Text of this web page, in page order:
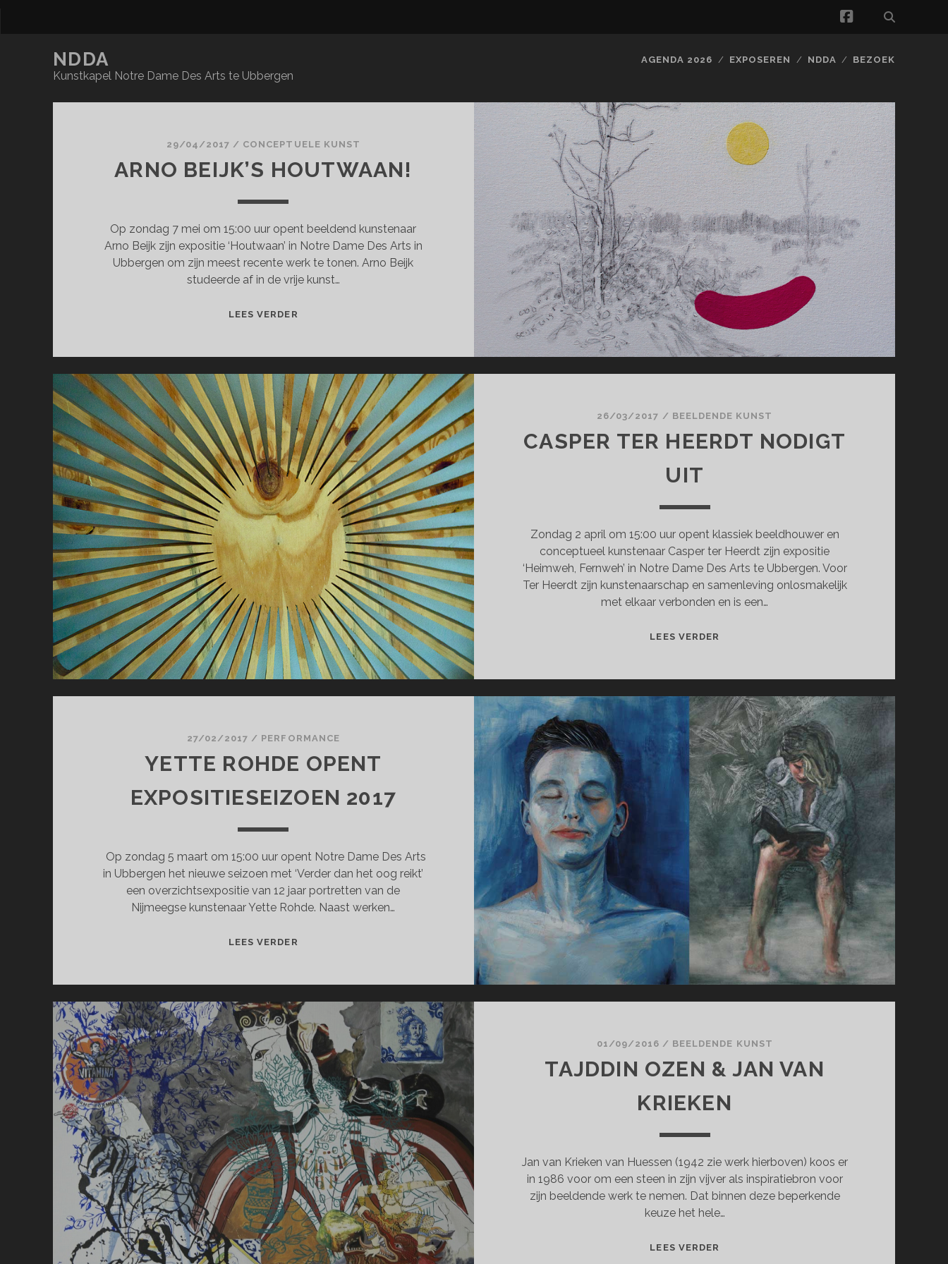
facebook
NDDA
Kunstkapel Notre Dame Des Arts te Ubbergen
AGENDA 2026 EXPOSEREN NDDA BEZOEK
29/04/2017 / CONCEPTUELE KUNST
ARNO BEIJK’S HOUTWAAN!
Op zondag 7 mei om 15:00 uur opent beeldend kunstenaar
Arno Beijk zijn expositie ‘Houtwaan’ in Notre Dame Des Arts in
Ubbergen om zijn meest recente werk te tonen. Arno Beijk
studeerde af in de vrije kunst…
LEES VERDER
26/03/2017 / BEELDENDE KUNST
CASPER TER HEERDT NODIGT
UIT
Zondag 2 april om 15:00 uur opent klassiek beeldhouwer en
conceptueel kunstenaar Casper ter Heerdt zijn expositie
‘Heimweh, Fernweh’ in Notre Dame Des Arts te Ubbergen. Voor
Ter Heerdt zijn kunstenaarschap en samenleving onlosmakelijk
met elkaar verbonden en is een…
LEES VERDER
UIT
27/02/2017 / PERFORMANCE
YETTE ROHDE OPENT
EXPOSITIESEIZOEN 2017
Op zondag 5 maart om 15:00 uur opent Notre Dame Des Arts
in Ubbergen het nieuwe seizoen met ‘Verder dan het oog reikt’
een overzichtsexpositie van 12 jaar portretten van de
Nijmeegse kunstenaar Yette Rohde. Naast werken…
LEES VERDER
2017
01/09/2016 / BEELDENDE KUNST
TAJDDIN OZEN & JAN VAN
KRIEKEN
Jan van Krieken van Huessen (1942 zie werk hierboven) koos er
in 1986 voor om een steen in zijn vijver als inspiratiebron voor
zijn beeldende werk te nemen. Dat binnen deze beperkende
keuze het hele…
LEES VERDER